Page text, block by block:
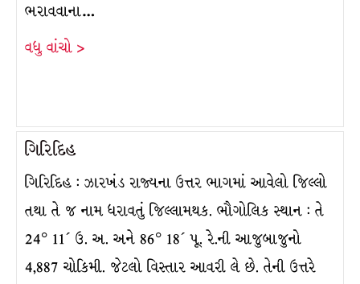
ભરાવવાના…
વધુ વાંચો >
ગિરિદિહ
ગિરિદિહ : ઝારખંડ રાજ્યના ઉત્તર ભાગમાં આવેલો જિલ્લો
તથા તે જ નામ ધરાવતું જિલ્લામથક. ભૌગોલિક સ્થાન : તે
24° 11´ ઉ. અ. અને 86° 18´ પૂ. રે.ની આજુબાજુનો
4,887 ચોકિમી. જેટલો વિસ્તાર આવરી લે છે. તેની ઉત્તરે